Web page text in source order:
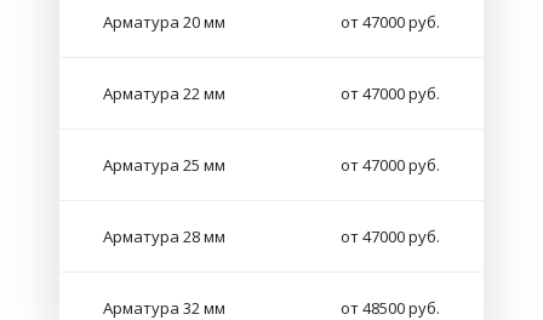
Арматура 20 мм от 47000 руб.
Арматура 22 мм от 47000 руб.
Арматура 25 мм от 47000 руб.
Арматура 28 мм от 47000 руб.
Арматура 32 мм от 48500 руб.